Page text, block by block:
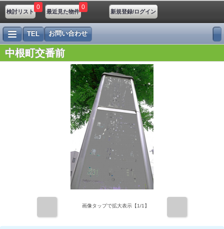
検討リスト
0
最近見た物件
0
新規登録/ログイン
TEL お問い合わせ
中根町交番前
画像タップで拡大表示【1/1】